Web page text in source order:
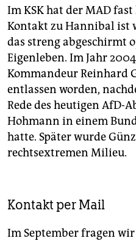
Im KSK hat der MAD
Kontakt zu Hannibal ist
das streng abgeschirmt
Eigenleben. Im Jahr
Kommandeur Reinhard
entlassen worden,
Rede des heutigen AfD-
Hohmann in einem
hatte. Später wurde
rechtsextremen Milieu.
Kontakt per Mail
Im September fragen wir